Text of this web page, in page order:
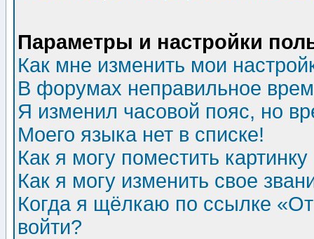
Параметры и настройки
Как мне изменить мои
В форумах неправильное
Я изменил часовой пояс, но
Моего языка нет в списке!
Как я могу поместить
Как я могу изменить свое
Когда я щёлкаю по ссылке
войти?